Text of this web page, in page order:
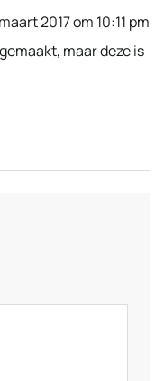
2017 om 10:11 pm
maar deze is